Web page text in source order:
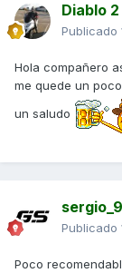
Diablo 2
Publicado
Hola compañero
me quede un
un saludo
Publicado
Poco